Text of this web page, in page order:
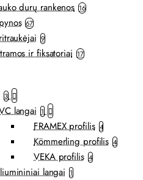
durų rankenos 16
67
9
ir fiksatoriai 17
3
langai 1
FRAMEX profilis 4
Kömmerling profilis 4
VEKA profilis 4
langai 1